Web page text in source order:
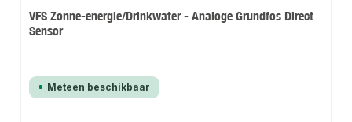
VFS Zonne-energie/Drinkwater - Analoge Grundfos Direct
Sensor
Meteen beschikbaar